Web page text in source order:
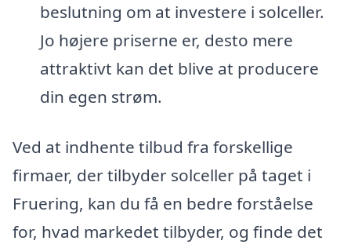
beslutning om at investere i solceller.
Jo højere priserne er, desto mere
attraktivt kan det blive at producere
din egen strøm.
Ved at indhente tilbud fra forskellige
firmaer, der tilbyder solceller på taget i
Fruering, kan du få en bedre forståelse
for, hvad markedet tilbyder, og finde det